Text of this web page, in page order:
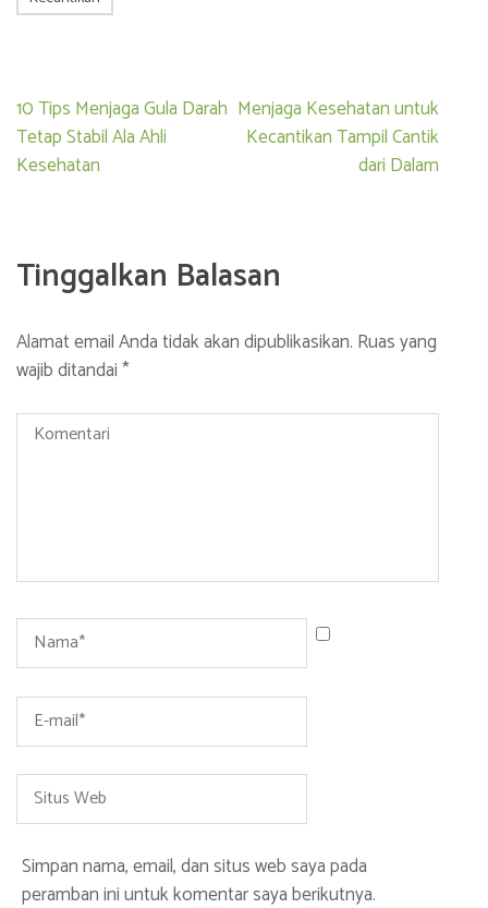
Navigasi
pos
10 Tips Menjaga Gula Darah
Tetap Stabil Ala Ahli
Kesehatan
Menjaga Kesehatan untuk
Kecantikan Tampil Cantik
dari Dalam
Tinggalkan Balasan
Alamat email Anda tidak akan dipublikasikan. Ruas yang
wajib ditandai*
Komentari
Name*
Email*
Situs
Web
Simpan nama, email, dan situs web saya pada
peramban ini untuk komentar saya berikutnya.